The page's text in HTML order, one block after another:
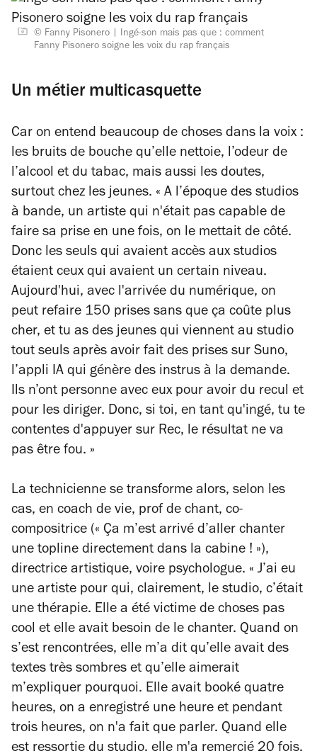
© Fanny Pisonero
Ingé-son mais pas que : comment
Fanny Pisonero soigne les voix du rap français
Un métier multicasquette
Car on entend beaucoup de choses dans la voix :
les bruits de bouche qu’elle nettoie, l’odeur de
l’alcool et du tabac, mais aussi les doutes,
surtout chez les jeunes. « A l’époque des studios
à bande, un artiste qui n'était pas capable de
faire sa prise en une fois, on le mettait de côté.
Donc les seuls qui avaient accès aux studios
étaient ceux qui avaient un certain niveau.
Aujourd'hui, avec l'arrivée du numérique, on
peut refaire 150 prises sans que ça coûte plus
cher, et tu as des jeunes qui viennent au studio
tout seuls après avoir fait des prises sur Suno,
l’appli IA qui génère des instrus à la demande.
Ils n’ont personne avec eux pour avoir du recul et
pour les diriger. Donc, si toi, en tant qu'ingé, tu te
contentes d'appuyer sur Rec, le résultat ne va
pas être fou. »
La technicienne se transforme alors, selon les
cas, en coach de vie, prof de chant, co-
compositrice (« Ça m’est arrivé d’aller chanter
une topline directement dans la cabine ! »),
directrice artistique, voire psychologue. « J’ai eu
une artiste pour qui, clairement, le studio, c’était
une thérapie. Elle a été victime de choses pas
cool et elle avait besoin de le chanter. Quand on
s’est rencontrées, elle m’a dit qu’elle avait des
textes très sombres et qu’elle aimerait
m’expliquer pourquoi. Elle avait booké quatre
heures, on a enregistré une heure et pendant
trois heures, on n'a fait que parler. Quand elle